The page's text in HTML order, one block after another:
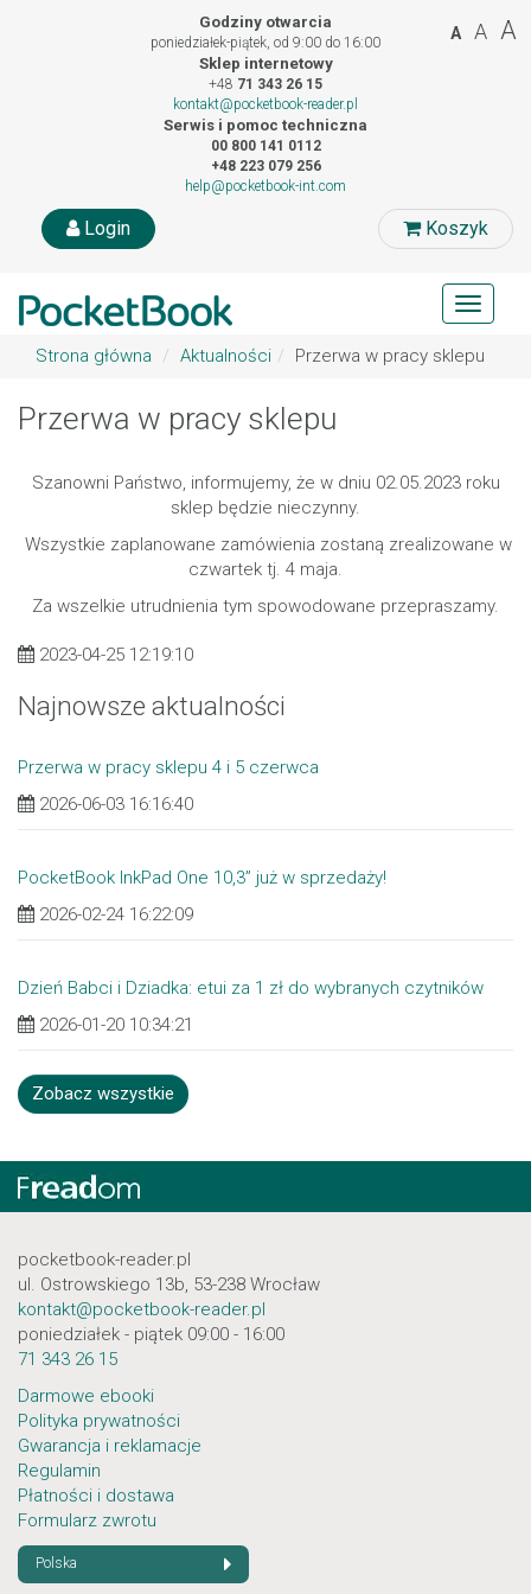
Godziny otwarcia
poniedziałek-piątek, od 9:00 do 16:00
Sklep internetowy
+48 71 343 26 15
kontakt@pocketbook-reader.pl
Serwis i pomoc techniczna
00 800 141 0112
+48 223 079 256
help@pocketbook-int.com
Koszyk
Login
A A A
Toggle
Strona główna
Aktualności Przerwa w pracy sklepu
Przerwa w pracy sklepu
Szanowni Państwo, informujemy, że w dniu 02.05.2023 roku
sklep będzie nieczynny.
Wszystkie zaplanowane zamówienia zostaną zrealizowane w
czwartek tj. 4 maja.
Za wszelkie utrudnienia tym spowodowane przepraszamy.
2023-04-25 12:19:10
Najnowsze aktualności
Przerwa w pracy sklepu 4 i 5 czerwca
2026-06-03 16:16:40
PocketBook InkPad One 10,3” już w sprzedaży!
2026-02-24 16:22:09
Dzień Babci i Dziadka: etui za 1 zł do wybranych czytników
2026-01-20 10:34:21
Zobacz wszystkie
pocketbook-reader.pl
ul. Ostrowskiego 13b, 53-238 Wrocław
kontakt@pocketbook-reader.pl
poniedziałek - piątek 09:00 - 16:00
71 343 26 15
Darmowe ebooki
Polityka prywatności
Gwarancja i reklamacje
Regulamin
Płatności i dostawa
Formularz zwrotu
Polska